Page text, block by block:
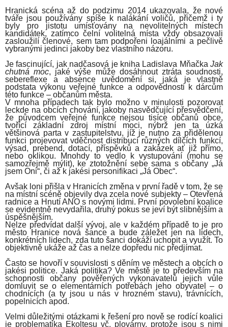
Hranická scéna až do podzimu 2014 ukazovala, že nové
tváře jsou používány spíše k nalákání voličů, přičemž i ty
byly pro jistotu umísťovány na nevolitelných místech
kandidátek, zatímco čelní volitelná místa vždy obsazovali
zasloužilí členové, sem tam podpořeni loajálními a pečlivě
vybranými jedinci jakoby bez vlastního názoru.
Je fascinující, jak nadčasová je kniha Ladislava Mňačka Jak
chutná moc, jaké výše může dosáhnout ztráta soudnosti,
sebereflexe a absence uvědomění si, jaká je vlastně
podstata výkonu veřejné funkce a odpovědnosti k dárcům
této funkce – občanům města.
V mnoha případech tak bylo možno v minulosti pozorovat
leckde na obcích chování, jakoby nasvědčující přesvědčení,
že původcem veřejné funkce nejsou tisíce občanů obce,
tvořící základní zdroj místní moci, nýbrž jen ta úzká
většinová parta v zastupitelstvu, jíž je nutno za přidělenou
funkci projevovat vděčnost distribucí různých dílčích funkcí,
výsad, prebend, dotací, příspěvků a zakázek ať již přímo,
nebo oklikou. Mnohdy to vedlo k vystupování (mohu se
samozřejmě mýlit), ke ztotožnění sebe sama s občany „Já
jsem Oni“, či až k jakési personifikaci „Já Obec“.
Avšak loni přišla v Hranicích změna v první řadě v tom, že se
na místní scéně objevily dva zcela nové subjekty – Otevřená
radnice a Hnutí ANO s novými lidmi. První povolební koalice
se evidentně nevydařila, druhý pokus se jeví být slibnějším a
úspěšnějším.
Nelze předvídat další vývoj, ale v každém případě to je pro
město Hranice nová šance a bude záležet jen na lidech,
konkrétních lidech, zda tuto šanci dokáží uchopit a využít. To
objektivně ukáže až čas a nelze dopředu nic předjímat.
Často se hovoří v souvislosti s děním ve městech a obcích o
jakési politice. Jaká politika? Ve městě je to především na
schopnosti občany pověřených vykonavatelů jejich vůle
domluvit se o elementárních potřebách jeho obyvatel – o
chodnících (a ty jsou u nás v hrozném stavu), trávnících,
popelnicích apod.
Velmi důležitými otázkami k řešení pro nově se rodící koalici
je problematika Ekoltesu vč. plovárny, protože jsou s nimi